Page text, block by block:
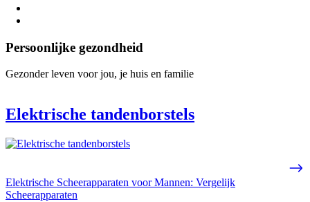
Persoonlijke gezondheid
Gezonder leven voor jou, je huis en familie
Elektrische tandenborstels
Elektrische Scheerapparaten voor Mannen: Vergelijk
Scheerapparaten